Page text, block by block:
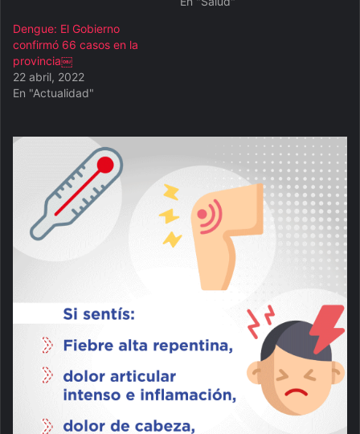
Dengue: El Gobierno
confirmó 66 casos en la
provincia￼
22 abril, 2022
En "Actualidad"